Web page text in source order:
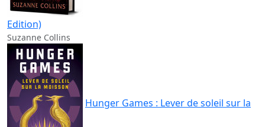
Edition)
Suzanne Collins
Hunger Games : Lever de soleil sur la